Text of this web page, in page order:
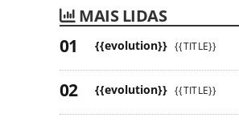
MAIS LIDAS
{{evolution}} {{TITLE}}
{{evolution}} {{TITLE}}